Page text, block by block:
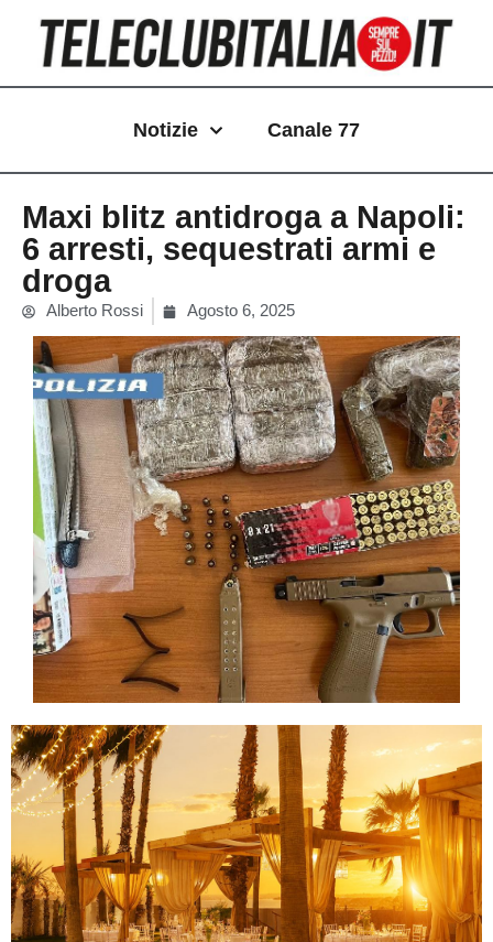
contenuto
Notizie Canale 77
Maxi blitz antidroga a Napoli:
6 arresti, sequestrati armi e
droga
Alberto Rossi Agosto 6, 2025